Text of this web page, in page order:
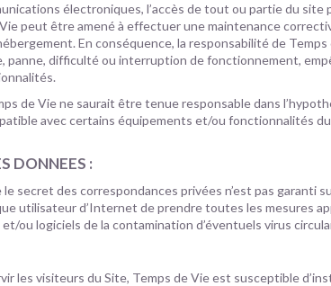
électroniques, l’accès de tout ou partie du
peut être amené à effectuer une maintenance
En conséquence, la responsabilité de
panne, difficulté ou interruption de fonctionnement,
de Vie ne saurait être tenue responsable dans
avec certains équipements et/ou fonctionnalités
DONNEES :
secret des correspondances privées n’est pas garanti
utilisateur d’Internet de prendre toutes les mesures
ou logiciels de la contamination d’éventuels virus
les visiteurs du Site, Temps de Vie est susceptible